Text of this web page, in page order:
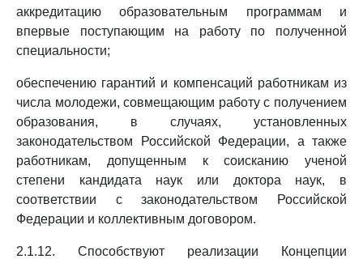
аккредитацию образовательным программам и
впервые поступающим на работу по полученной
специальности;
обеспечению гарантий и компенсаций работникам из
числа молодежи, совмещающим работу с получением
образования, в случаях, установленных
законодательством Российской Федерации, а также
работникам, допущенным к соисканию ученой
степени кандидата наук или доктора наук, в
соответствии с законодательством Российской
Федерации и коллективным договором.
2.1.12. Способствуют реализации Концепции